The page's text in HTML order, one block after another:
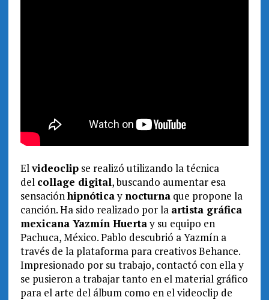
Elvideoclipse realizó utilizando la técnica
del collage digital, buscando aumentar esa
sensaciónhipnóticay nocturnaque propone la
canción. Ha sido realizado por la artista gráfica
mexicana Yazmín Huertay su equipo en
Pachuca, México. Pablo descubrió a Yazmín a
través de la plataforma para creativos Behance.
Impresionado por su trabajo, contactó con ella y
se pusieron a trabajar tanto en el material gráfico
para el arte del álbum como en el videoclip de